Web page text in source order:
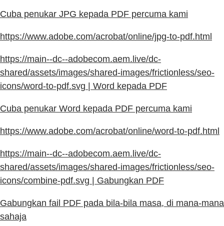
Cuba penukar JPG kepada PDF percuma kami
https://www.adobe.com/acrobat/online/jpg-to-pdf.html
https://main--dc--adobecom.aem.live/dc-
shared/assets/images/shared-images/frictionless/seo-
icons/word-to-pdf.svg | Word kepada PDF
Cuba penukar Word kepada PDF percuma kami
https://www.adobe.com/acrobat/online/word-to-pdf.html
https://main--dc--adobecom.aem.live/dc-
shared/assets/images/shared-images/frictionless/seo-
icons/combine-pdf.svg | Gabungkan PDF
Gabungkan fail PDF pada bila-bila masa, di mana-mana
sahaja